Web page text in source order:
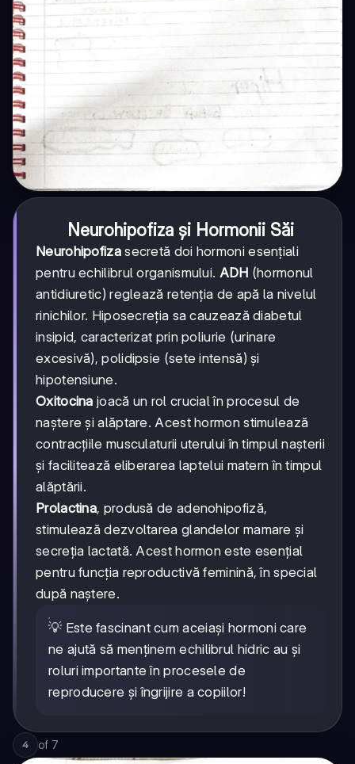
Neurohipofiza și Hormonii Săi
Neurohipofizasecretă doi hormoni esențiali
pentru echilibrul organismului. ADH (hormonul
antidiuretic) reglează retenția de apă la nivelul
rinichilor. Hiposecreția sa cauzează diabetul
insipid, caracterizat prin poliurie (urinare
excesivă), polidipsie (sete intensă) și
hipotensiune.
Oxitocina joacă un rol crucial în procesul de
naștere și alăptare. Acest hormon stimulează
contracțiile musculaturii uterului în timpul nașterii
și facilitează eliberarea laptelui matern în timpul
alăptării.
Prolactina, produsă de adenohipofiză,
stimulează dezvoltarea glandelor mamare și
secreția lactată. Acest hormon este esențial
pentru funcția reproductivă feminină, în special
după naștere.
💡 Este fascinant cum aceiași hormoni care
ne ajută să menținem echilibrul hidric au și
roluri importante în procesele de
reproducere și îngrijire a copiilor!
4 of 7